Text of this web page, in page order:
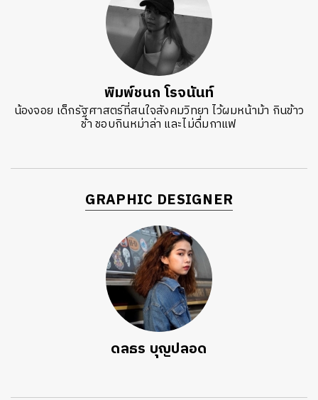
พิมพ์ชนก โรจนันท์
น้องจอย เด็กรัฐศาสตร์ที่สนใจสังคมวิทยา ไว้ผมหน้าม้า กินข้าว
ช้า ชอบกินหม่าล่า และไม่ดื่มกาแฟ
GRAPHIC DESIGNER
ดลธร บุญปลอด